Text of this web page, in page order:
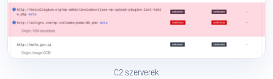
C2 szerverek